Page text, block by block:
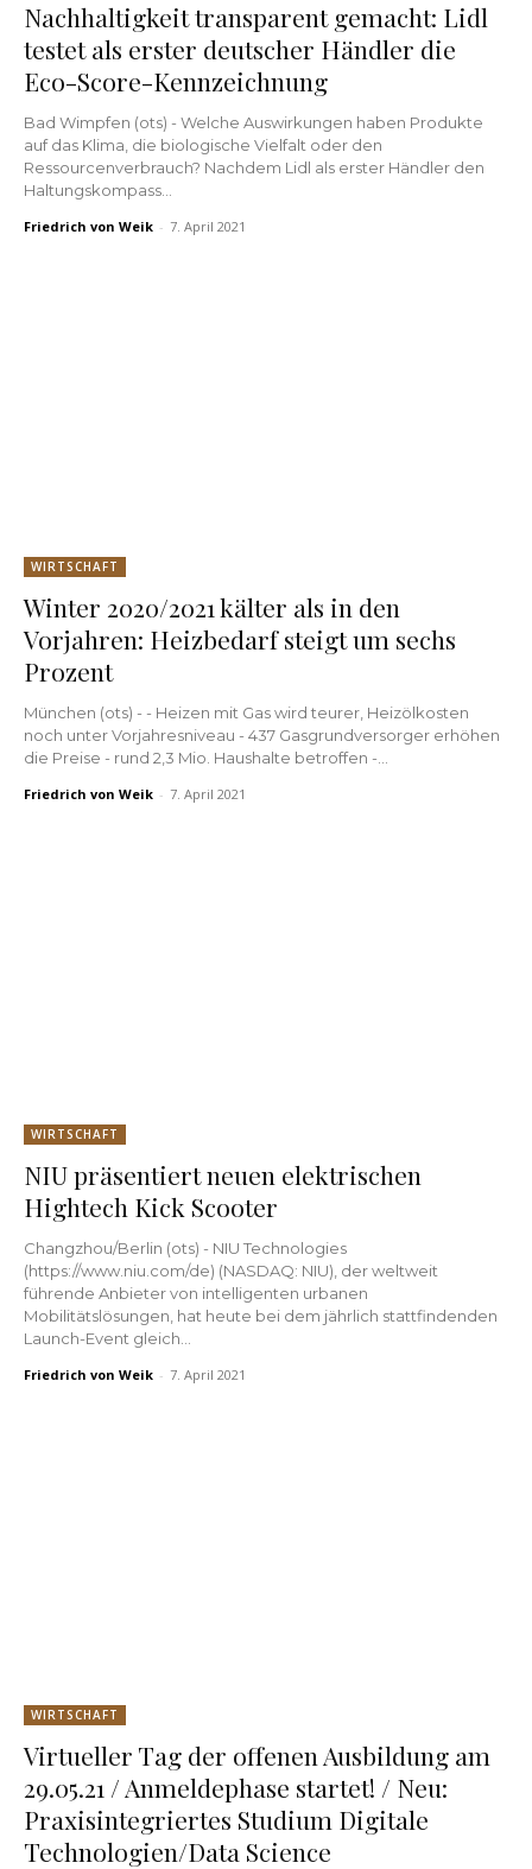
Nachhaltigkeit transparent gemacht: Lidl
testet als erster deutscher Händler die
Eco-Score-Kennzeichnung
Bad Wimpfen (ots) - Welche Auswirkungen haben Produkte
auf das Klima, die biologische Vielfalt oder den
Ressourcenverbrauch? Nachdem Lidl als erster Händler den
Haltungskompass...
Friedrich von Weik - 7. April 2021
WIRTSCHAFT
Winter 2020/2021 kälter als in den
Vorjahren: Heizbedarf steigt um sechs
Prozent
München (ots) - - Heizen mit Gas wird teurer, Heizölkosten
noch unter Vorjahresniveau - 437 Gasgrundversorger erhöhen
die Preise - rund 2,3 Mio. Haushalte betroffen -...
Friedrich von Weik - 7. April 2021
WIRTSCHAFT
NIU präsentiert neuen elektrischen
Hightech Kick Scooter
Changzhou/Berlin (ots) - NIU Technologies
(https://www.niu.com/de) (NASDAQ: NIU), der weltweit
führende Anbieter von intelligenten urbanen
Mobilitätslösungen, hat heute bei dem jährlich stattfindenden
Launch-Event gleich...
Friedrich von Weik - 7. April 2021
WIRTSCHAFT
Virtueller Tag der offenen Ausbildung am
29.05.21 / Anmeldephase startet! / Neu:
Praxisintegriertes Studium Digitale
Technologien/Data Science